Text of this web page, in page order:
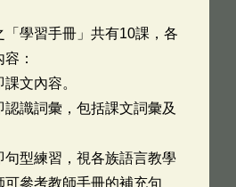
「學習手冊」共有10課，各
：
文內容。
認識詞彙，包括課文詞彙及
句型練習，視各族語言教學
可參考教師手冊的補充句